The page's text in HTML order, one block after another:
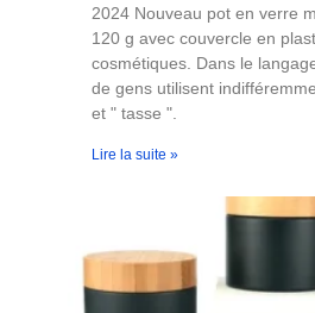
2024 Nouveau pot en verre
120 g avec couvercle en
cosmétiques. Dans le
de gens utilisent
et " tasse ".
Lire la suite »